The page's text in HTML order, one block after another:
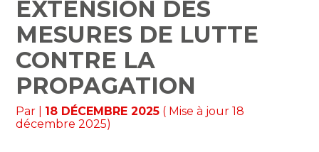
EXTENSION DES
MESURES DE LUTTE
CONTRE LA
PROPAGATION
Par 18 DÉCEMBRE 2025 ( Mise à jour 18
décembre 2025)